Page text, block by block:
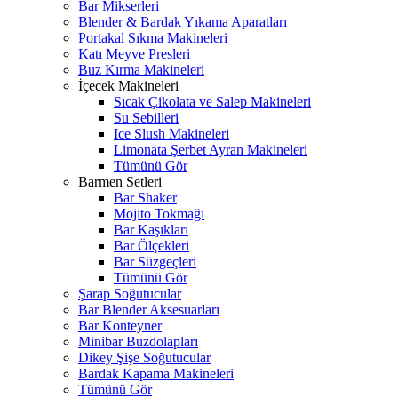
Bar Mikserleri
Blender & Bardak Yıkama Aparatları
Portakal Sıkma Makineleri
Katı Meyve Presleri
Buz Kırma Makineleri
İçecek Makineleri
Sıcak Çikolata ve Salep Makineleri
Su Sebilleri
Ice Slush Makineleri
Limonata Şerbet Ayran Makineleri
Tümünü Gör
Barmen Setleri
Bar Shaker
Mojito Tokmağı
Bar Kaşıkları
Bar Ölçekleri
Bar Süzgeçleri
Tümünü Gör
Şarap Soğutucular
Bar Blender Aksesuarları
Bar Konteyner
Minibar Buzdolapları
Dikey Şişe Soğutucular
Bardak Kapama Makineleri
Tümünü Gör